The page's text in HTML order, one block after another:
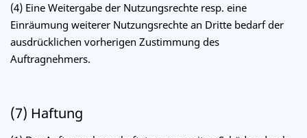
(4) Eine Weitergabe der Nutzungsrechte resp. eine
Einräumung weiterer Nutzungsrechte an Dritte bedarf der
ausdrücklichen vorherigen Zustimmung des
Auftragnehmers.
(7) Haftung